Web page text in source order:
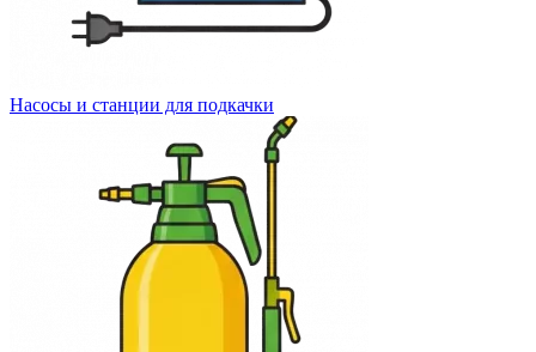
Насосы и станции для подкачки